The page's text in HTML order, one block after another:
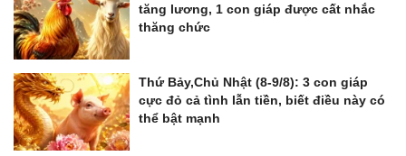
tăng lương, 1 con giáp được cất nhắc
thăng chức
Thứ Bảy,Chủ Nhật (8-9/8): 3 con giáp
cực đỏ cả tình lẫn tiền, biết điều này có
thể bật mạnh